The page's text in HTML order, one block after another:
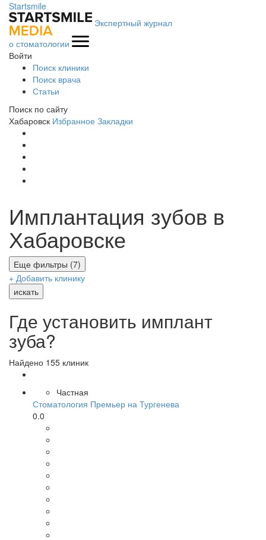
Startsmile
Экспертный журнал
о стоматологии
Войти
Поиск клиники
Поиск врача
Статьи
Поиск по сайту
Хабаровск Избранное Закладки
Имплантация зубов в
Хабаровске
Еще фильтры (7)
+ Добавить клинику
искать
Где установить имплант
зуба?
Найдено 155 клиник
Частная
Стоматология Премьер на Тургенева
0.0